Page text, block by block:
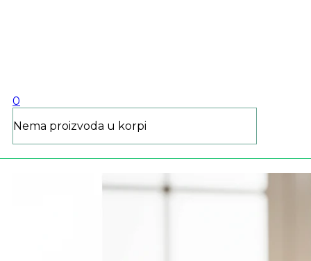
0
Nema proizvoda u korpi